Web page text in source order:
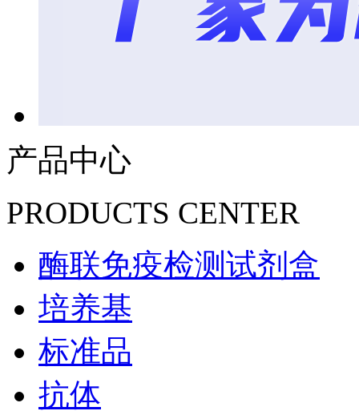
产品中心
PRODUCTS CENTER
酶联免疫检测试剂盒
培养基
标准品
抗体